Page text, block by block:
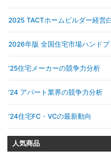
2025 TACTホームビルダー経営
2026年版 全国住宅市場ハンドブ
’25住宅メーカーの競争力分析
’24 アパート業界の競争力分析
’24住宅FC・VCの最新動向
人気商品